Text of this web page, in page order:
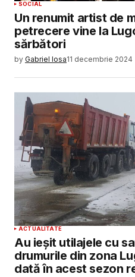
SOCIAL
Un renumit artist de
petrecere vine la
sărbători
by Gabriel Iosa11 decembrie 2024
ACTUALITATE
Au ieșit utilajele cu
drumurile din zona
dată în acest sezon